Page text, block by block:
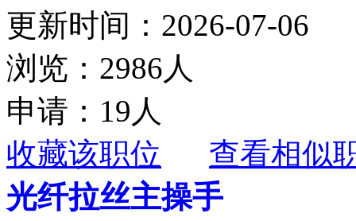
更新时间：2026-07-06
浏览：2986人
申请：19人
收藏该职位
查看相似
光纤拉丝主操手